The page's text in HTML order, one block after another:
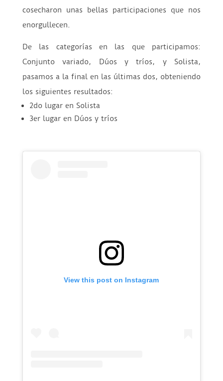
cosecharon unas bellas participaciones que nos
enorgullecen.
De las categorías en las que participamos:
Conjunto variado, Dúos y tríos, y Solista,
pasamos a la final en las últimas dos, obteniendo
los siguientes resultados:
2do lugar en Solista
3er lugar en Dúos y tríos
View this post on Instagram